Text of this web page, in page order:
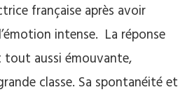
française après avoir
intense. La réponse
tout aussi émouvante,
classe. Sa spontanéité et